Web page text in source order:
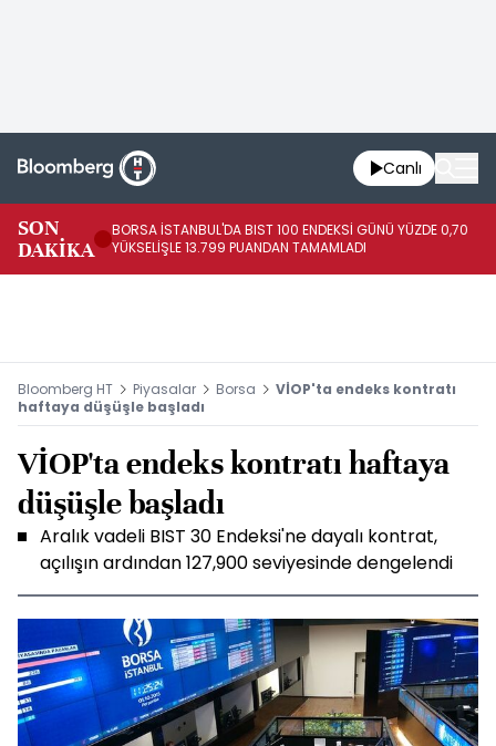
Canlı
SON
DAKİKA
BORSA İSTANBUL'DA BIST 100 ENDEKSİ GÜNÜ YÜZDE 0,70
YÜKSELİŞLE 13.799 PUANDAN TAMAMLADI
Bloomberg HT Piyasalar Borsa
VİOP'ta endeks kontratı
haftaya düşüşle başladı
VİOP'ta endeks kontratı haftaya
düşüşle başladı
Aralık vadeli BIST 30 Endeksi'ne dayalı kontrat,
açılışın ardından 127,900 seviyesinde dengelendi